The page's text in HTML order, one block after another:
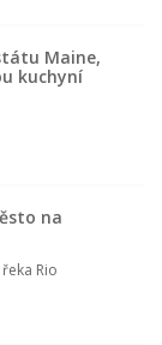
Maine,
kuchyní
na
Rio